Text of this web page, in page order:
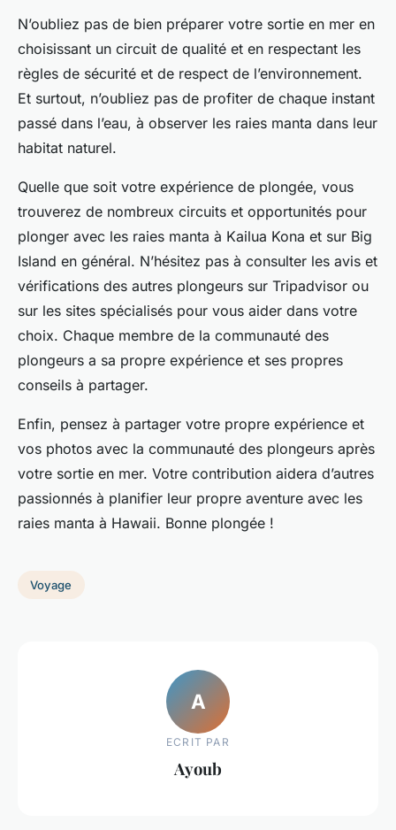
N’oubliez pas de bien préparer votre sortie en mer en
choisissant un circuit de qualité et en respectant les
règles de sécurité et de respect de l’environnement.
Et surtout, n’oubliez pas de profiter de chaque instant
passé dans l’eau, à observer les raies manta dans leur
habitat naturel.
Quelle que soit votre expérience de plongée, vous
trouverez de nombreux circuits et opportunités pour
plonger avec les raies manta à Kailua Kona et sur Big
Island en général. N’hésitez pas à consulter les avis et
vérifications des autres plongeurs sur Tripadvisor ou
sur les sites spécialisés pour vous aider dans votre
choix. Chaque membre de la communauté des
plongeurs a sa propre expérience et ses propres
conseils à partager.
Enfin, pensez à partager votre propre expérience et
vos photos avec la communauté des plongeurs après
votre sortie en mer. Votre contribution aidera d’autres
passionnés à planifier leur propre aventure avec les
raies manta à Hawaii. Bonne plongée !
Voyage
A
ECRIT PAR
Ayoub